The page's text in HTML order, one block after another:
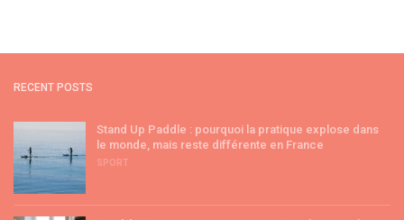
RECENT POSTS
Stand Up Paddle : pourquoi la pratique explose dans
le monde, mais reste différente en France
SPORT